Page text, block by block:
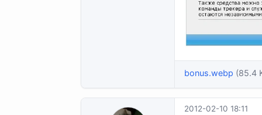
bonus.webp (85.4
2012-02-10 18:11